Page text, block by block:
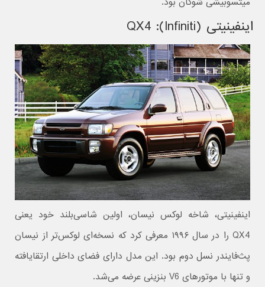
اینفینیتی (Infiniti): QX4
اینفینیتی، شاخه لوکس نیسان، اولین شاسی‌بلند خود یعنی
QX4 را در سال ۱۹۹۶ معرفی کرد که نسخه‌ای لوکس‌تر از نیسان
پث‌فایندر نسل دوم بود. این مدل دارای فضای داخلی ارتقایافته
و تنها با موتورهای V6 بنزینی عرضه می‌شد.